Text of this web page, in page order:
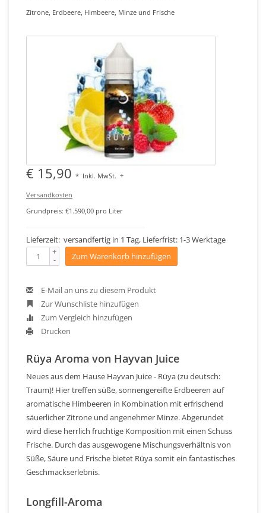
Zitrone, Erdbeere, Himbeere, Minze und Frische
€ 15,90 * Inkl. MwSt. +
Versandkosten
Grundpreis: €1.590,00 pro Liter
Lieferzeit: versandfertig in 1 Tag, Lieferfrist: 1-3 Werktage
+
- Zum Warenkorb hinzufügen
E-Mail an uns zu diesem Produkt
Zur Wunschliste hinzufügen
Zum Vergleich hinzufügen
Drucken
Rüya Aroma von Hayvan Juice
Neues aus dem Hause Hayvan Juice - Rüya (zu deutsch:
Traum)! Hier treffen süße, sonnengereifte Erdbeeren auf
aromatische Himbeeren in Kombination mit erfrischend
säuerlicher Zitrone und angenehmer Minze. Abgerundet
wird diese herrlich fruchtige Komposition mit einen Schuss
Frische. Durch das ausgewogene Mischungsverhältnis von
Süße, Säure und Frische bietet Rüya somit ein fantastisches
Geschmackserlebnis.
Longfill-Aroma